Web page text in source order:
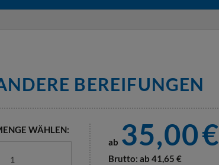
BEREIFUNGEN
WÄHLEN:
ab 35,00€
Brutto: ab 41,65 €